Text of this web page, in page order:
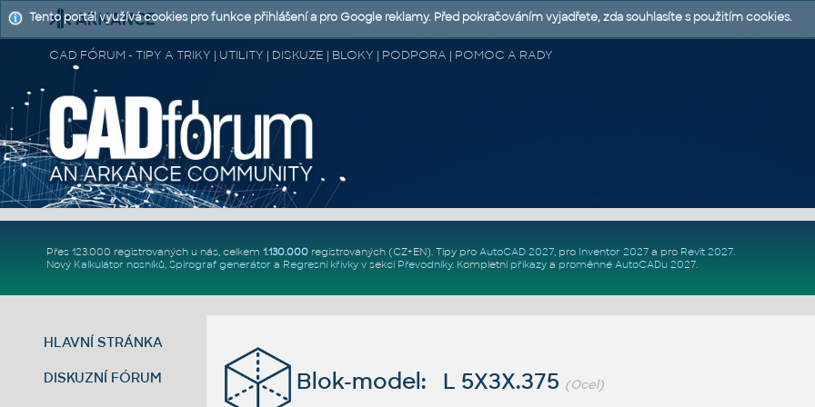
CAD FÓRUM - TIPY A TRIKY | UTILITY | DISKUZE | BLOKY | PODPORA | POMOC A RADY
Přes 123.000 registrovaných u nás, celkem 1.130.000registrovaných (CZ+EN). Tipy pro AutoCAD 2027, pro Inventor 2027a pro Revit 2027.
Nový Kalkulátor nosníků, Spirograf generátor a Regresní křivkyv sekci Převodníky. Kompletní příkazya proměnné AutoCADu 2027.
HLAVNÍ STRÁNKA
DISKUZNÍ FÓRUM Blok-model: L 5X3X.375 (Ocel)
Tento portál využívá cookies pro funkce přihlášení a pro Google reklamy. Před pokračováním vyjadřete, zda souhlasíte s použitím cookies.